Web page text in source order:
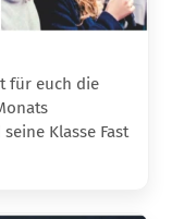
für euch die
Klasse Fast